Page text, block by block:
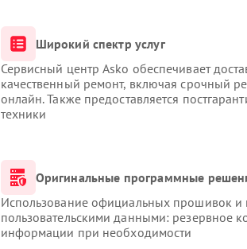
Широкий спектр услуг
Сервисный центр Asko обеспечивает
качественный ремонт, включая срочный
онлайн. Также предоставляется
техники
Оригинальные программные
Использование официальных прошивок и
пользовательскими данными: резервное
информации при необходимости